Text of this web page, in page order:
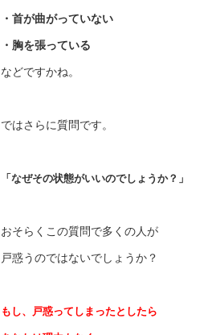
・首が曲がっていない
・胸を張っている
などですかね。
ではさらに質問です。
「なぜその状態がいいのでしょうか？」
おそらくこの質問で多くの人が
戸惑うのではないでしょうか？
もし、戸惑ってしまったとしたら